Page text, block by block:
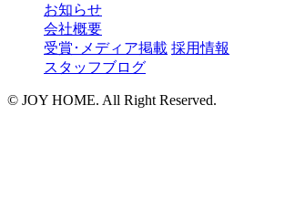
お知らせ
会社概要
受賞･メディア掲載 採用情報
スタッフブログ
©︎ JOY HOME. All Right Reserved.